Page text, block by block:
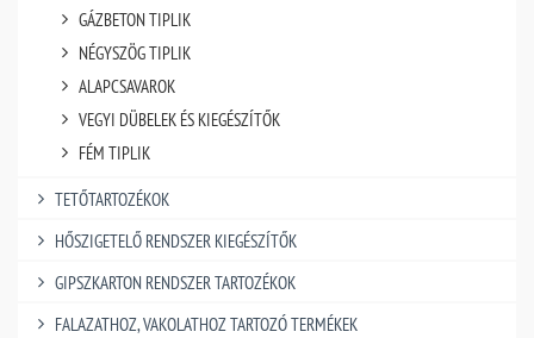
GÁZBETON TIPLIK
NÉGYSZÖG TIPLIK
ALAPCSAVAROK
VEGYI DÜBELEK ÉS KIEGÉSZÍTŐK
FÉM TIPLIK
TETŐTARTOZÉKOK
HŐSZIGETELŐ RENDSZER KIEGÉSZÍTŐK
GIPSZKARTON RENDSZER TARTOZÉKOK
FALAZATHOZ, VAKOLATHOZ TARTOZÓ TERMÉKEK